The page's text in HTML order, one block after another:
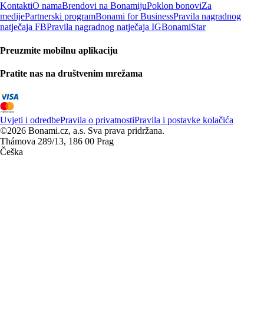
KontaktiO namaBrendovi na BonamijuPoklon bonoviZa
medijePartnerski programBonami for BusinessPravila nagradnog
natječaja FBPravila nagradnog natječaja IGBonamiStar
Preuzmite mobilnu aplikaciju
Pratite nas na društvenim mrežama
Uvjeti i odredbePravila o privatnostiPravila i postavke kolačića
©2026 Bonami.cz, a.s. Sva prava pridržana.
Thámova 289/13, 186 00 Prag
Češka